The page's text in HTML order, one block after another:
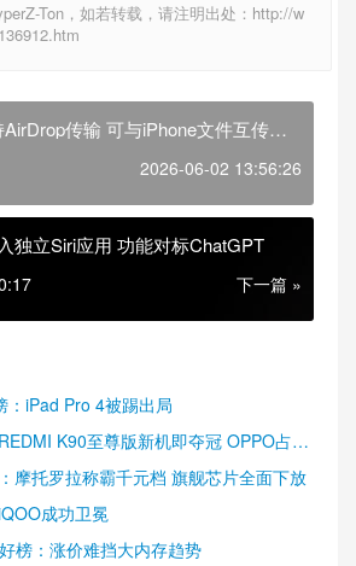
Ton，如若转载，请注明出处：http://w
传输 可与iPhone文件互传文
2026-06-02 13:56:26
独立Siri应用 功能对标ChatGPT
下一篇 »
：iPad Pro 4被踢出局
K90至尊版新机即夺冠 OPPO占据
摩托罗拉称霸千元档 旗舰芯片全面下放
成功卫冕
榜：涨价难挡大内存趋势